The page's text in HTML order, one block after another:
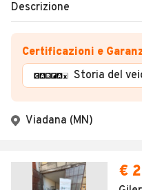
Descrizione
Certificazioni e
Storia del
Viadana (MN)
€